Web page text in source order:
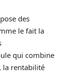
des
le fait la
qui combine
, la rentabilité